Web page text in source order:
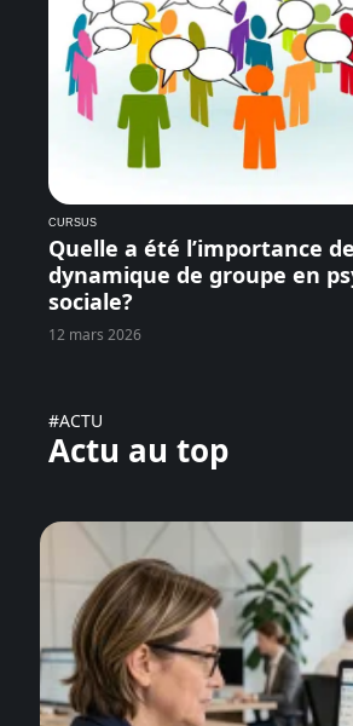
CURSUS
Quelle a été l’importance
dynamique de groupe en
sociale?
12 mars 2026
#ACTU
Actu au top